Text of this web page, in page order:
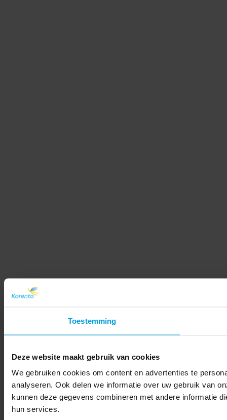
Toestemming
Deze website maakt gebruik van cookies
We gebruiken cookies om content en advertenties te
analyseren. Ook delen we informatie over uw gebruik van
kunnen deze gegevens combineren met andere informatie
hun services.